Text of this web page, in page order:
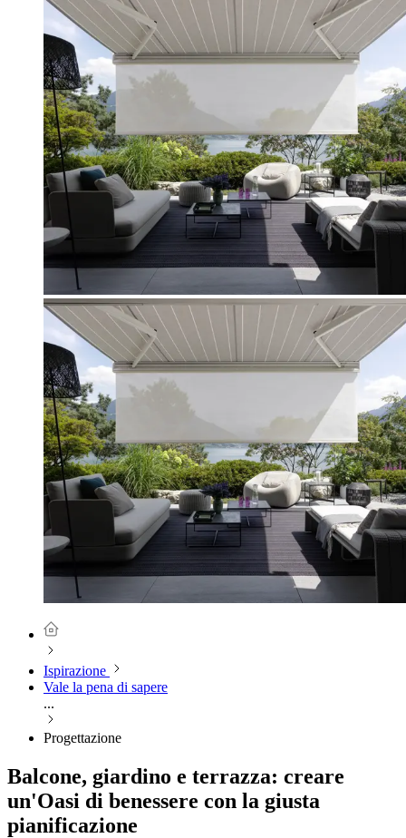
Ispirazione
Vale la pena di sapere
...
Progettazione
Balcone, giardino e terrazza: creare
un'Oasi di benessere con la giusta
pianificazione